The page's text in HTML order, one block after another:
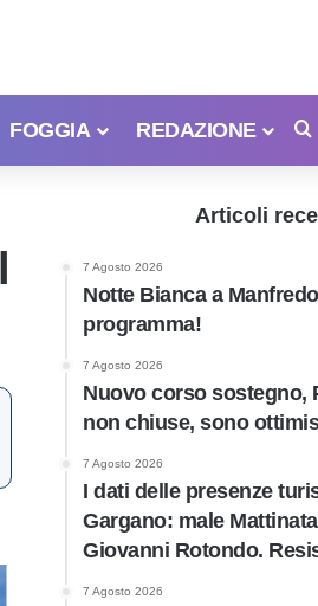
FOGGIA REDAZIONE
Articoli
7 Agosto 2026
Notte Bianca a
programma!
7 Agosto 2026
Nuovo corso sostegno,
non chiuse, sono
7 Agosto 2026
I dati delle presenze
Gargano: male
Giovanni Rotondo.
7 Agosto 2026